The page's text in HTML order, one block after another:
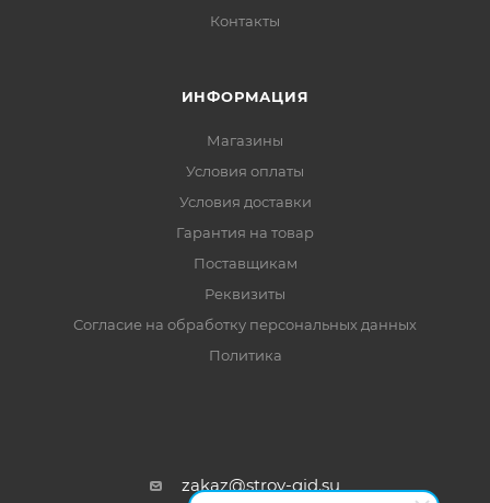
Контакты
ИНФОРМАЦИЯ
Магазины
Условия оплаты
Условия доставки
Гарантия на товар
Поставщикам
Реквизиты
Согласие на обработку персональных данных
Политика
zakaz@stroy-gid.su